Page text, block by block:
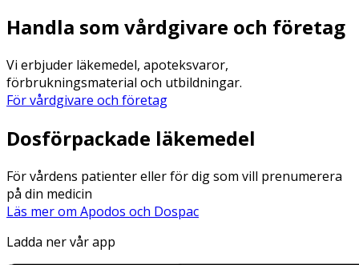
Handla som vårdgivare och företag
Vi erbjuder läkemedel, apoteksvaror,
förbrukningsmaterial och utbildningar.
För vårdgivare och företag
Dosförpackade läkemedel
För vårdens patienter eller för dig som vill prenumerera
på din medicin
Läs mer om Apodos och Dospac
Ladda ner vår app